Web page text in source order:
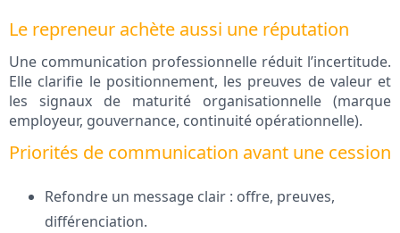
Le repreneur achète aussi une réputation
Une communication professionnelle réduit l’incertitude.
Elle clarifie le positionnement, les preuves de valeur et
les signaux de maturité organisationnelle (marque
employeur, gouvernance, continuité opérationnelle).
Priorités de communication avant une cession
Refondre un message clair : offre, preuves,
différenciation.